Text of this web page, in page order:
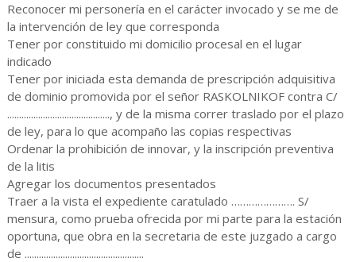
Reconocer mi personería en el carácter invocado y se me de
la intervención de ley que corresponda
Tener por constituido mi domicilio procesal en el lugar
indicado
Tener por iniciada esta demanda de prescripción adquisitiva
de dominio promovida por el señor RASKOLNIKOF contra C/
..........................................., y de la misma correr traslado por el plazo
de ley, para lo que acompaño las copias respectivas
Ordenar la prohibición de innovar, y la inscripción preventiva
de la litis
Agregar los documentos presentados
Traer a la vista el expediente caratulado …………………. S/
mensura, como prueba ofrecida por mi parte para la estación
oportuna, que obra en la secretaria de este juzgado a cargo
de ..................................................